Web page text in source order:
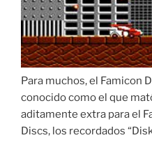
Para muchos, el Famicon
conocido como el que
aditamente extra para el
Discs, los recordados